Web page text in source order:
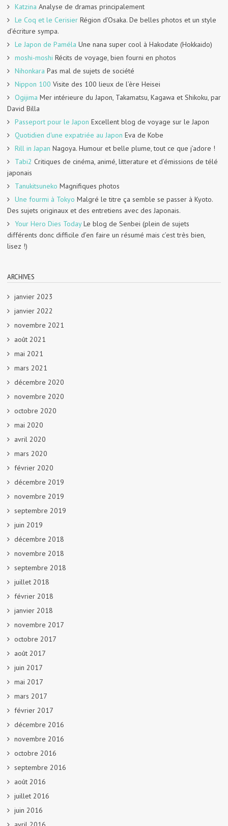
Katzina Analyse de dramas principalement
Le Coq et le Cerisier Région d’Osaka. De belles photos et un style
d’écriture sympa.
Le Japon de Paméla Une nana super cool à Hakodate (Hokkaido)
moshi-moshi Récits de voyage, bien fourni en photos
Nihonkara Pas mal de sujets de société
Nippon 100 Visite des 100 lieux de l’ère Heisei
Ogijima Mer intérieure du Japon, Takamatsu, Kagawa et Shikoku, par
David Billa
Passeport pour le Japon Excellent blog de voyage sur le Japon
Quotidien d'une expatriée au Japon Eva de Kobe
Rill in Japan Nagoya. Humour et belle plume, tout ce que j’adore !
Tabi2 Critiques de cinéma, animé, litterature et d’émissions de télé
japonais
Tanukitsuneko Magnifiques photos
Une fourmi à Tokyo Malgré le titre ça semble se passer à Kyoto.
Des sujets originaux et des entretiens avec des Japonais.
Your Hero Dies TodayLe blog de Senbei (plein de sujets
différents donc difficile d’en faire un résumé mais c’est très bien,
lisez !)
ARCHIVES
janvier 2023
janvier 2022
novembre 2021
août 2021
mai 2021
mars 2021
décembre 2020
novembre 2020
octobre 2020
mai 2020
avril 2020
mars 2020
février 2020
décembre 2019
novembre 2019
septembre 2019
juin 2019
décembre 2018
novembre 2018
septembre 2018
juillet 2018
février 2018
janvier 2018
novembre 2017
octobre 2017
août 2017
juin 2017
mai 2017
mars 2017
février 2017
décembre 2016
novembre 2016
octobre 2016
septembre 2016
août 2016
juillet 2016
juin 2016